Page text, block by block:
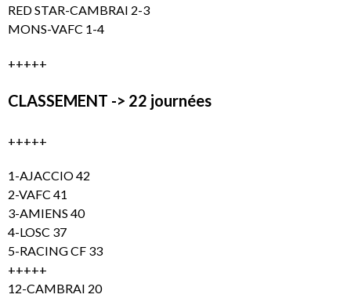
RED STAR-CAMBRAI 2-3
MONS-VAFC 1-4
+++++
CLASSEMENT -> 22 journées
+++++
1-AJACCIO 42
2-VAFC 41
3-AMIENS 40
4-LOSC 37
5-RACING CF 33
+++++
12-CAMBRAI 20